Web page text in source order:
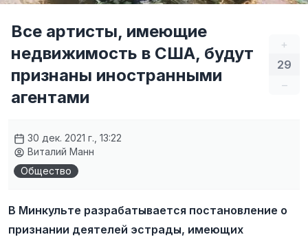
+
29
–
Все артисты, имеющие
недвижимость в США, будут
признаны иностранными
агентами
30 дек. 2021 г., 13:22
Виталий Манн
Общество
В Минкульте разрабатывается постановление о
признании деятелей эстрады, имеющих